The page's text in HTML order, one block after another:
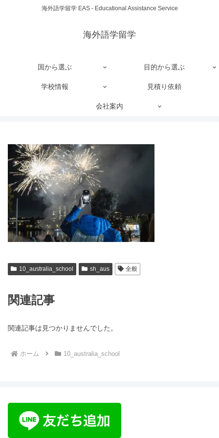
海外語学留学 EAS - Educational Assistance Service
海外語学留学
国から選ぶ 目的から選ぶ
学校情報 見積り依頼
会社案内
10_australia_school sh_aus 全般
関連記事
関連記事は見つかりませんでした。
ホーム 10_australia_school